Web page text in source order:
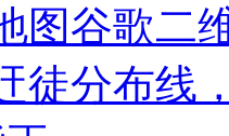
图谷歌二
徒分布线